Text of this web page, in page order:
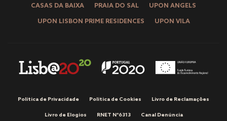
CASAS DA BAIXA PRAIA DO SAL UPON ANGELS
UPON LISBON PRIME RESIDENCES UPON VILA
Política de Privacidade Política de Cookies Livro de Reclamações
Livro de Elogios RNET Nº6313 Canal Denúncia